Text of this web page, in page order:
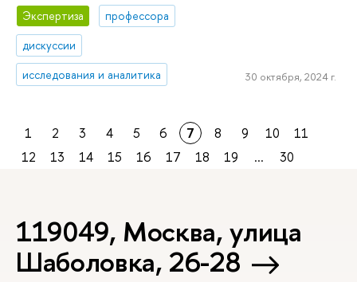
Экспертиза
профессора
дискуссии
исследования и аналитика
30 октября, 2024 г.
1 2 3 4 5 6 7 8 9 10
11
12
13 14 15 16 17 18 19 ... 30
119049, Москва, улица
Шаболовка, 26-28